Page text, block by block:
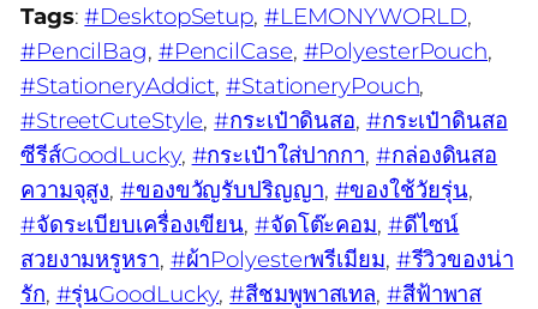
Tags:#DesktopSetup, #LEMONYWORLD
#PencilBag, #PencilCase, #PolyesterPouch
#StationeryAddict, #StationeryPouch
#StreetCuteStyle, #กระเป๋าดินสอ, #กระเป๋าดินสอ
ซีรีส์GoodLucky, #กระเป๋าใส่ปากกา, #กล่องดินสอ
ความจุสูง, #ของขวัญรับปริญญา, #ของใช้วัยรุ่น
#จัดระเบียบเครื่องเขียน, #จัดโต๊ะคอม, #ดีไซน์
สวยงามหรูหรา, #ผ้าPolyesterพรีเมียม, #รีวิวของน่า
รัก, #รุ่นGoodLucky, #สีชมพูพาสเทล, #สีฟ้าพาส